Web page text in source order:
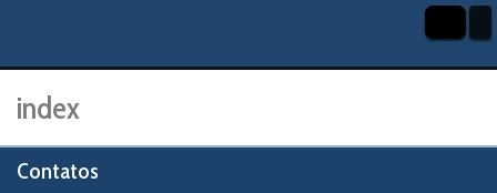
index
Contatos